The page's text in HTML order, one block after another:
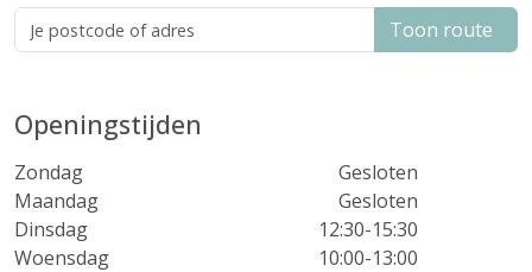
Toon route
Openingstijden
Zondag
Gesloten
Maandag
Gesloten
Dinsdag
12:30-15:30
Woensdag
10:00-13:00